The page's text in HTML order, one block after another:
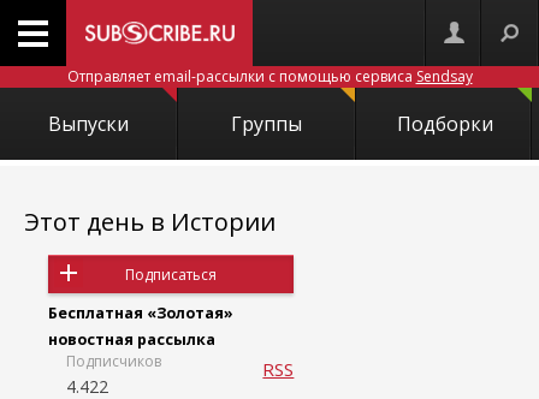
Отправляет email-рассылки с помощью сервиса Sendsay
Выпуски Группы Подборки
Этот день в Истории
Подписаться
Бесплатная «Золотая»
новостная рассылка
Подписчиков
4.422
RSS